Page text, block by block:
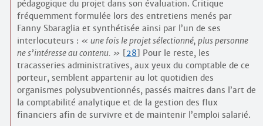
pédagogique du projet dans son évaluation. Critique
fréquemment formulée lors des entretiens menés par
Fanny Sbaraglia et synthétisée ainsi par l’un de ses
interlocuteurs :
une fois le projet sélectionné, plus personne
ne s’intéresse au contenu.
28
Pour le reste, les
tracasseries administratives, aux yeux du comptable de ce
porteur, semblent appartenir au lot quotidien des
organismes polysubventionnés, passés maitres dans l’art de
la comptabilité analytique et de la gestion des flux
financiers afin de survivre et de maintenir l’emploi salarié.